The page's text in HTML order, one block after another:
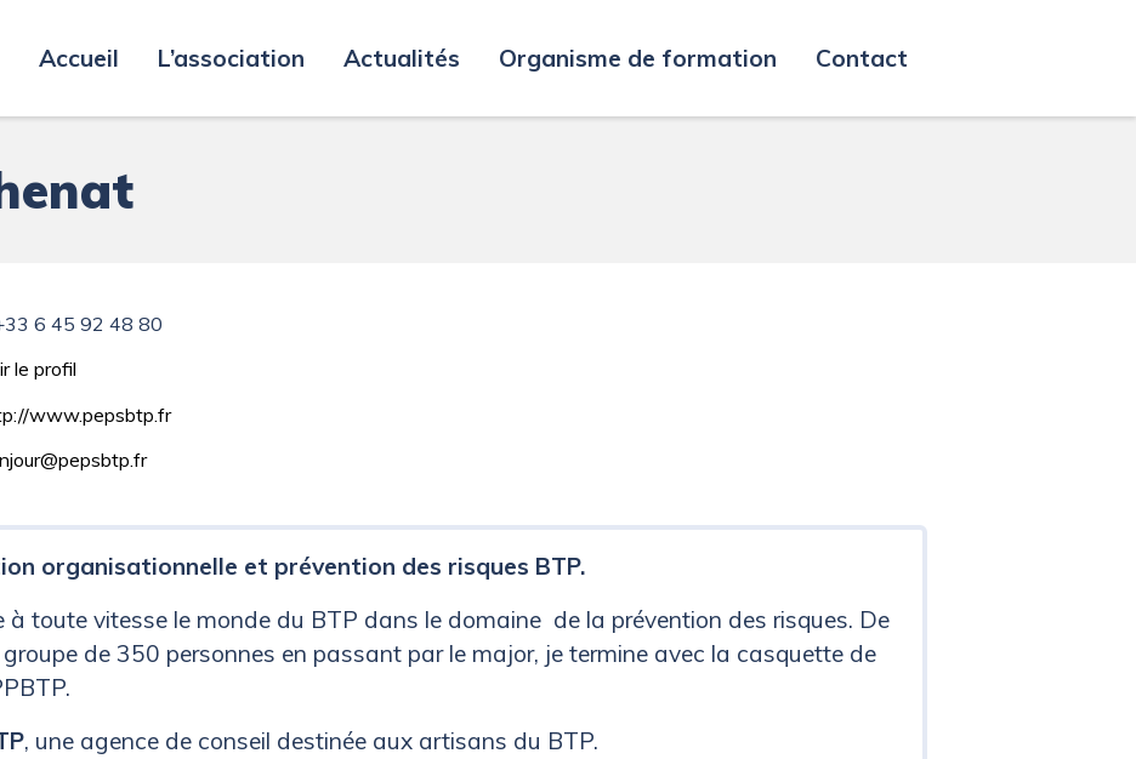
Accueil
L’association Actualités Organisme de formation Contact
6 45 92 48 80
le profil
www.pepsbtp.fr
organisationnelle et prévention des risques BTP.
à toute vitesse le monde du BTP dans le domaine de la prévention des risques. De
groupe de 350 personnes en passant par le major, je termine avec la casquette de
, une agence de conseil destinée aux artisans du BTP.